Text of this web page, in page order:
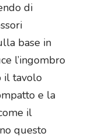
di
base in
l’ingombro
il tavolo
e la
il
questo